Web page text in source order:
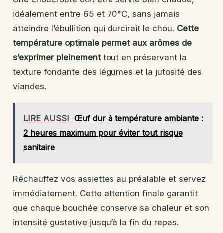
idéalement entre 65 et 70°C, sans jamais
atteindre l’ébullition qui durcirait le chou. Cette
température optimale permet aux arômes de
s’exprimer pleinement tout en préservant la
texture fondante des légumes et la jutosité des
viandes.
LIRE AUSSI Œuf dur à température ambiante :
2 heures maximum pour éviter tout risque
sanitaire
Réchauffez vos assiettes au préalable et servez
immédiatement. Cette attention finale garantit
que chaque bouchée conserve sa chaleur et son
intensité gustative jusqu’à la fin du repas.